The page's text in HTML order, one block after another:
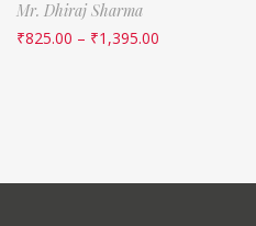
Mr. Dhiraj Sharma
₹825.00 – ₹1,395.00